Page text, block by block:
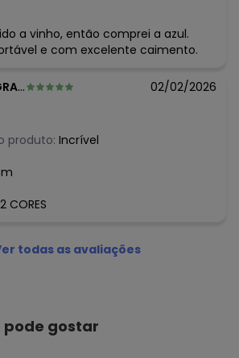
a vinho, então comprei a azul.
e com excelente caimento.
- PB 02/02/2026
produto: Incrível
CORES
todas as avaliações
gostar